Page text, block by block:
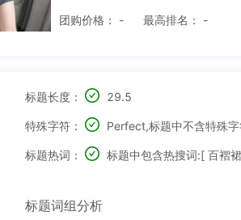
团购价格： - 最高排名： -
标题长度： 29.5
特殊字符： Perfect,标题中不含特殊
标题热词： 标题中包含热搜词:[ 百褶
标题词组分析